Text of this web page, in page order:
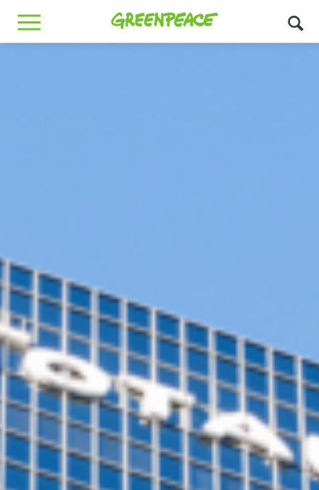
Greenpeace
MENU